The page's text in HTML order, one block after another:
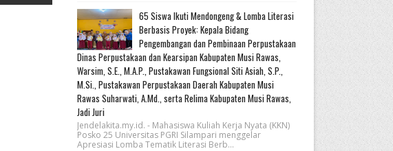
65 Siswa Ikuti Mendongeng & Lomba Literasi
Berbasis Proyek: Kepala Bidang
Pengembangan dan Pembinaan Perpustakaan
Dinas Perpustakaan dan Kearsipan Kabupaten Musi Rawas,
Warsim, S.E., M.A.P., Pustakawan Fungsional Siti Asiah, S.P.,
M.Si., Pustakawan Perpustakaan Daerah Kabupaten Musi
Rawas Suharwati, A.Md., serta Relima Kabupaten Musi Rawas,
Jadi Juri
Jendelakita.my.id. - Mahasiswa Kuliah Kerja Nyata (KKN)
Posko 25 Universitas PGRI Silampari menggelar
Apresiasi Lomba Tematik Literasi Berb...